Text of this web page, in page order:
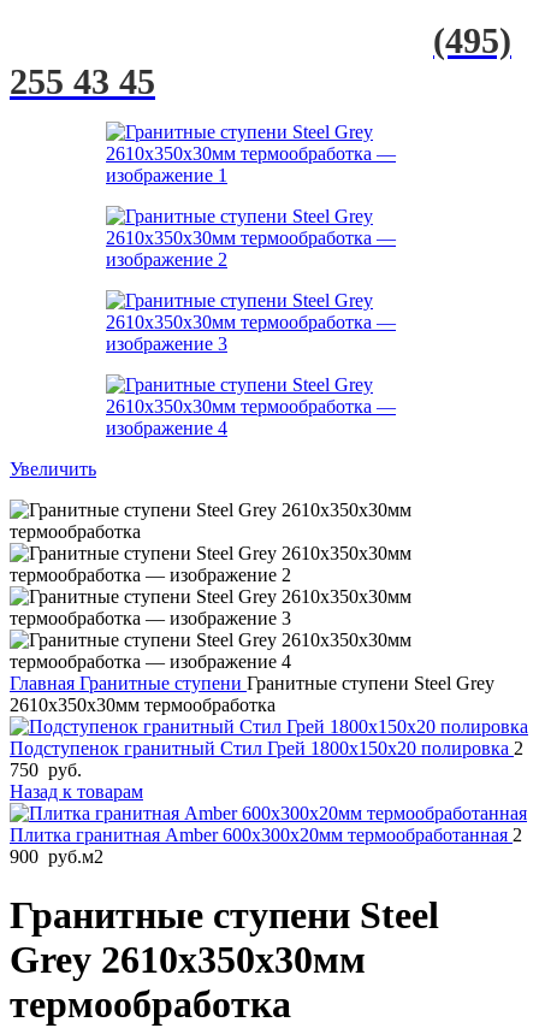
(495)
255 43 45
Увеличить
Главная Гранитные ступени Гранитные ступени Steel Grey
2610x350x30мм термообработка
Подступенок гранитный Стил Грей 1800x150x20 полировка 2
750 руб.
Назад к товарам
Плитка гранитная Amber 600х300х20мм термообработанная 2
900 руб.м2
Гранитные ступени Steel
Grey 2610x350x30мм
термообработка